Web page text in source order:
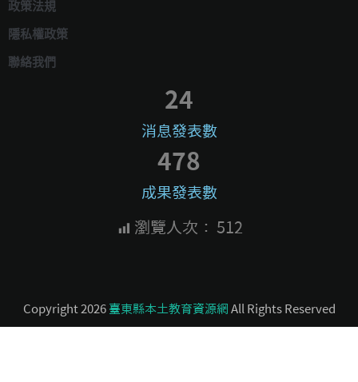
政策法規
隱私權政策
聯絡我們
消息發表數
24
成果發表數
478
瀏覽人次： 512
Copyright 2026 臺東縣本土教育資源網 All Rights Reserved